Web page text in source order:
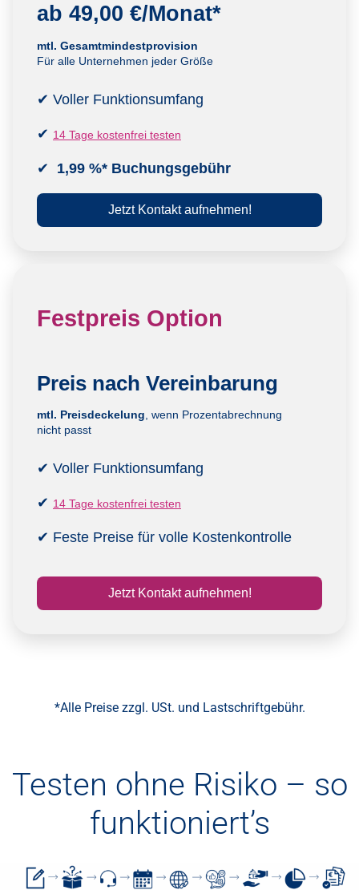
ab 49,00 €/Monat*
mtl. Gesamtmindestprovision
Für alle Unternehmen jeder Größe
✔ Voller Funktionsumfang
✔ 14 Tage kostenfrei testen
✔ 1,99 %* Buchungsgebühr
Jetzt Kontakt aufnehmen!
Festpreis Option
Preis nach Vereinbarung
mtl. Preisdeckelung , wenn Prozentabrechnung
nicht passt
✔ Voller Funktionsumfang
✔ 14 Tage kostenfrei testen
✔ Feste Preise für volle Kostenkontrolle
Jetzt Kontakt aufnehmen!
*Alle Preise zzgl. USt. und Lastschriftgebühr.
Testen ohne Risiko – so
funktioniert’s